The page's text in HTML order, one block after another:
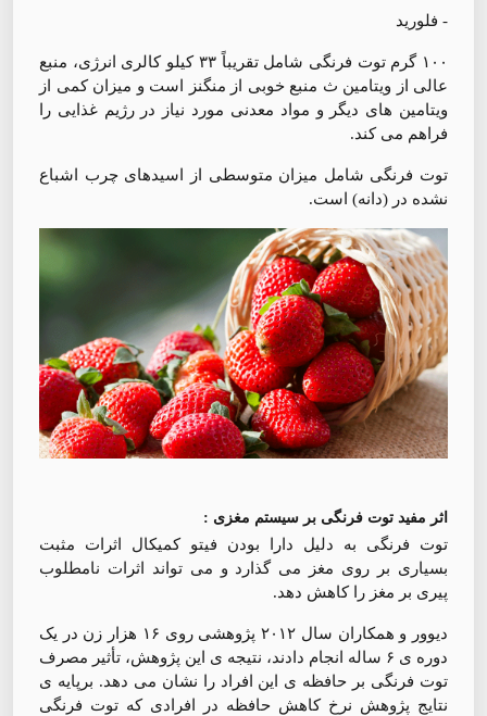
- فلوريد
۱۰۰ گرم توت فرنگی شامل تقریباً ۳۳ کیلو کالری انرژی، منبع
عالی از ویتامین ث منبع خوبی از منگنز است و میزان کمی از
ویتامین های دیگر و مواد معدنی مورد نیاز در رژیم غذایی را
فراهم می کند.
توت فرنگی شامل میزان متوسطی از اسیدهای چرب اشباع
نشده در (دانه) است.
اثر مفید توت فرنگی بر سیستم مغزی :
توت فرنگی به دلیل دارا بودن فیتو کمیکال اثرات مثبت
بسیاری بر روی مغز می گذارد و می تواند اثرات نامطلوب
پیری بر مغز را کاهش دهد.
دیوور و همکاران سال ۲۰۱۲ پژوهشی روی ۱۶ هزار زن در یک
دوره ی ۶ ساله انجام دادند، نتیجه ی این پژوهش، تأثیر مصرف
توت فرنگی بر حافظه ی این افراد را نشان می دهد. برپایه ی
نتایج پژوهش نرخ کاهش حافظه در افرادی که توت فرنگی